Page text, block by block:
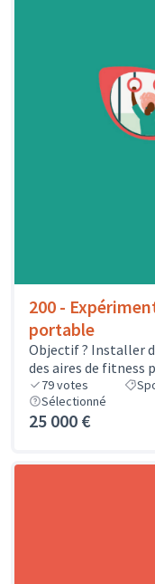
200 -
portable
Objectif ? Installer
des aires de fitness
79votes
Sélectionné
25 000 €